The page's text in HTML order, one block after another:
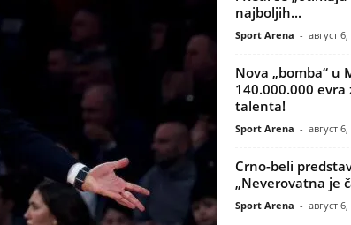
najboljih...
Sport Arena - август
Nova „bomba“ u
140.000.000 evra
talenta!
Sport Arena - август
Crno-beli
„Neverovatna je
Sport Arena - август